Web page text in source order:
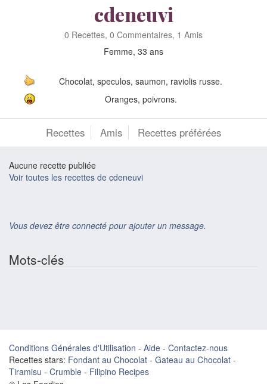
cdeneuvi
0 Recettes, 0 Commentaires, 1 Amis
Femme, 33 ans
Chocolat, speculos, saumon, raviolis russe.
Oranges, poivrons.
Recettes Amis Recettes préférées
Aucune recette publiée
Voir toutes les recettes de cdeneuvi
Vous devez être connecté pour ajouter un message.
Mots-clés
Conditions Générales d'Utilisation - Aide - Contactez-nous
Recettes stars: Fondant au Chocolat - Gateau au Chocolat -
Tiramisu - Crumble - Filipino Recipes